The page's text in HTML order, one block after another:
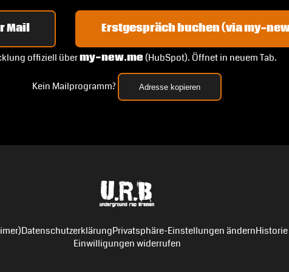
Mail Erstgespräch buchen (via my-
offiziell übermy-new.me(HubSpot). Öffnet in neuem Tab.
Kein Mailprogramm? Adresse kopieren
DatenschutzerklärungPrivatsphäre-Einstellungen ändern
Einwilligungen widerrufen